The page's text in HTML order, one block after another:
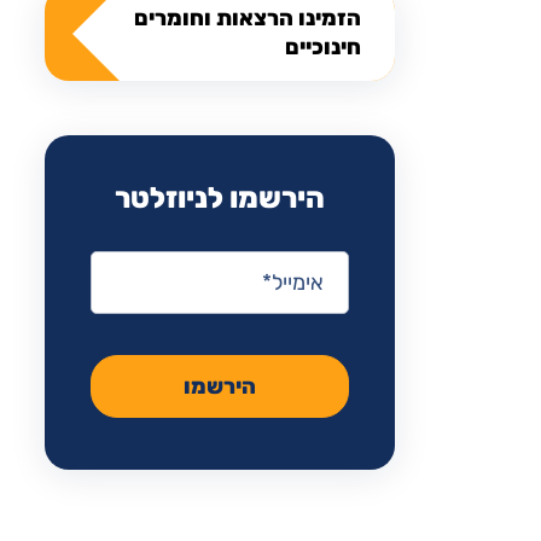
הזמינו הרצאות וחומרים
חינוכיים
הירשמו לניוזלטר
אימייל
הירשמו